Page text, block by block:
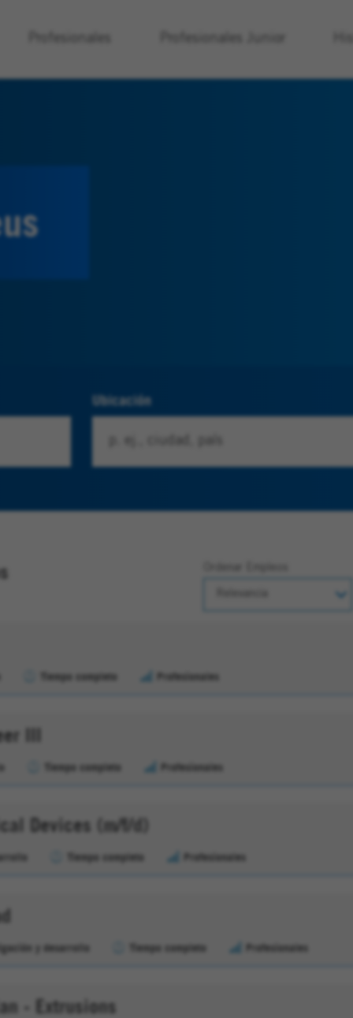
Ubicación
Tiempo completo Profesionales
III
Tiempo completo Profesionales
Devices (m/f/d)
Tiempo completo Profesionales
y desarrollo Tiempo completo Profesionales
- Extrusions